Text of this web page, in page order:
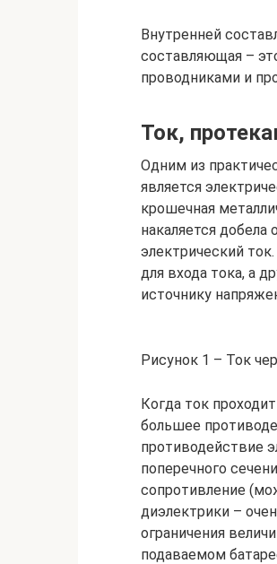
Внутренней
составляющая –
проводниками и
Ток,
Одним из
является
крошечная
накаляется добела
электрический
для входа тока, а
источнику
Рисунок 1 – Ток
Когда ток
большее
противодействие
поперечного
сопротивление
диэлектрики –
ограничения
подаваемом